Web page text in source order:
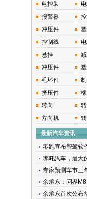
电控装
报警器
冲压件
控制线
悬挂
冲压件
毛坯件
挤压件
转向
方向机
最新汽车资讯
零跑宣布智驾软
哪吒汽车，最大
专家预测车市三
余承东：问界
余承东首次公布